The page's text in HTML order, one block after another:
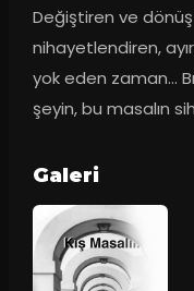
Değiştiren ve
nihayetlendiren,
yok eden zaman...
şeyin, bu masalın
Galeri